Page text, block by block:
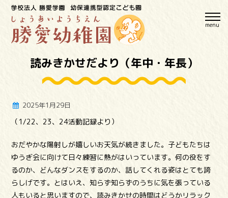
読みきかせだより（年中・年長）
2025年1月29日
（1/22、23、24活動記録より）
おだやかな陽射しが嬉しいお天気が続きました。子どもたちは
ゆうぎ会に向けて日々練習に熱がはいっています。何の役をす
るのか、どんなダンスをするのか、話してくれる姿はとても誇
らしげです。とはいえ、知らず知らずのうちに気を張っている
人もいると思いますので、読みきかせの時間はどうかリラック
menu